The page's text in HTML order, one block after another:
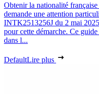
Obtenir la nationalité
demande une attention
INTK2513256J du 2 mai
pour cette démarche. Ce
dans l...
DefaultLire plus